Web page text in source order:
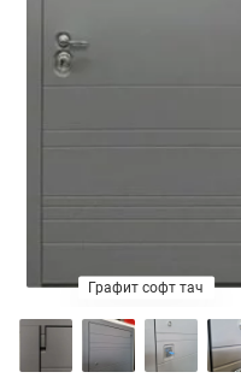
Графит софт тач
001 ясень светлый 6 мм